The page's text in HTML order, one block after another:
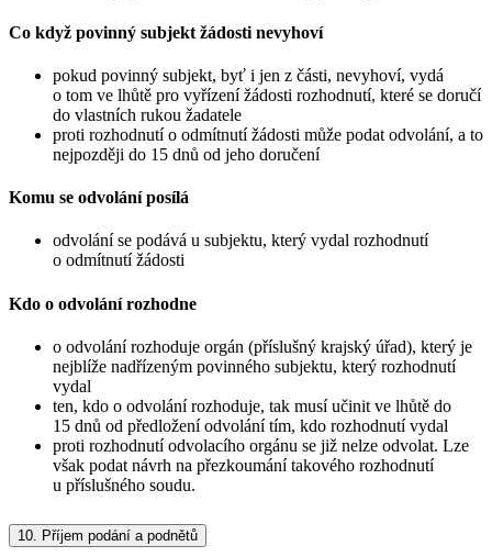
Co když povinný subjekt žádosti nevyhoví
pokud povinný subjekt, byť i jen z části, nevyhoví, vydá
o tom ve lhůtě pro vyřízení žádosti rozhodnutí, které se doručí
do vlastních rukou žadatele
proti rozhodnutí o odmítnutí žádosti může podat odvolání, a to
nejpozději do 15 dnů od jeho doručení
Komu se odvolání posílá
odvolání se podává u subjektu, který vydal rozhodnutí
o odmítnutí žádosti
Kdo o odvolání rozhodne
o odvolání rozhoduje orgán (příslušný krajský úřad), který je
nejblíže nadřízeným povinného subjektu, který rozhodnutí
vydal
ten, kdo o odvolání rozhoduje, tak musí učinit ve lhůtě do
15 dnů od předložení odvolání tím, kdo rozhodnutí vydal
proti rozhodnutí odvolacího orgánu se již nelze odvolat. Lze
však podat návrh na přezkoumání takového rozhodnutí
u příslušného soudu.
10. Příjem podání a podnětů